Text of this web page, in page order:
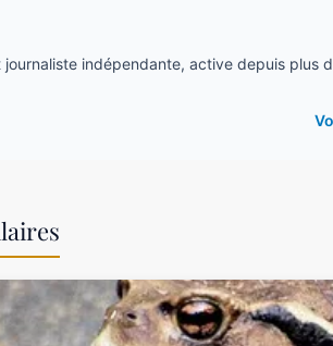
journaliste indépendante, active depuis